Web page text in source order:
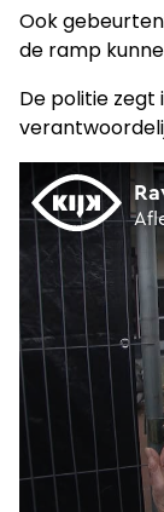
Ook
de ramp
De politie